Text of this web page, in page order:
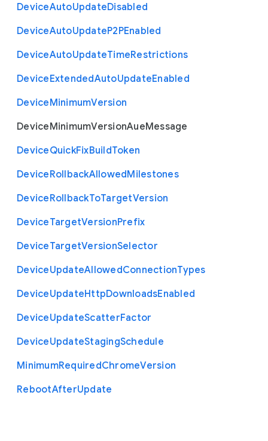
DeviceAutoUpdateDisabled
DeviceAutoUpdateP2PEnabled
DeviceAutoUpdateTimeRestrictions
DeviceExtendedAutoUpdateEnabled
DeviceMinimumVersion
DeviceMinimumVersionAueMessage
DeviceQuickFixBuildToken
DeviceRollbackAllowedMilestones
DeviceRollbackToTargetVersion
DeviceTargetVersionPrefix
DeviceTargetVersionSelector
DeviceUpdateAllowedConnectionTypes
DeviceUpdateHttpDownloadsEnabled
DeviceUpdateScatterFactor
DeviceUpdateStagingSchedule
MinimumRequiredChromeVersion
RebootAfterUpdate